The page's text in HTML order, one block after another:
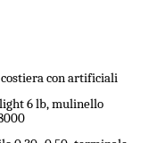
con artificiali
6 lb, mulinello